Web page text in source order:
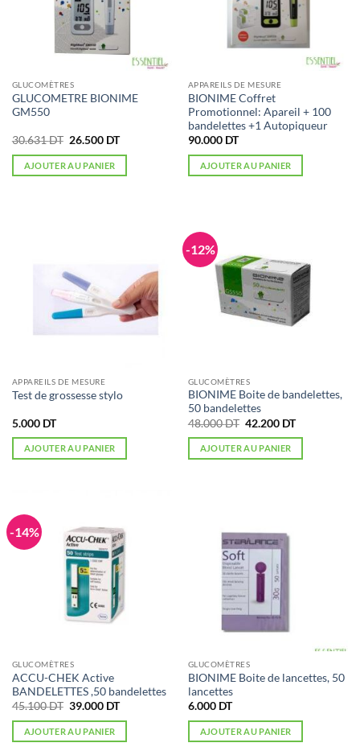
GLUCOMÈTRES
GLUCOMETRE BIONIME
GM550
30.631DT Le
initial
était :
26.500 DTLe
actuel
AJOUTER AU PANIER
APPAREILS DE MESURE
BIONIME Coffret
Promotionnel: Apareil + 100
bandelettes +1 Autopiqueur
90.000 DT
AJOUTER AU PANIER
APPAREILS DE MESURE
Test de grossesse stylo
5.000 DT
AJOUTER AU PANIER
-12%
GLUCOMÈTRES
BIONIME Boite de bandelettes,
50 bandelettes
48.000DT Le
initial
était :
42.200 DTLe
AJOUTER AU PANIER
-14%
GLUCOMÈTRES
ACCU-CHEK Active
BANDELETTES ,50 bandelettes
45.100DT Le
initial
était :
39.000 DTLe
actuel
AJOUTER AU PANIER
GLUCOMÈTRES
BIONIME Boite de lancettes, 50
lancettes
6.000 DT
AJOUTER AU PANIER